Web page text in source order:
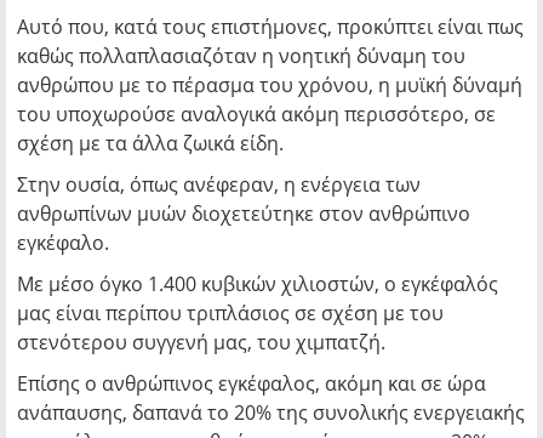
Αυτό που, κατά τους επιστήμονες, προκύπτει είναι πως
καθώς πολλαπλασιαζόταν η νοητική δύναμη του
ανθρώπου με το πέρασμα του χρόνου, η μυϊκή δύναμή
του υποχωρούσε αναλογικά ακόμη περισσότερο, σε
σχέση με τα άλλα ζωικά είδη.
Στην ουσία, όπως ανέφεραν, η ενέργεια των
ανθρωπίνων μυών διοχετεύτηκε στον ανθρώπινο
εγκέφαλο.
Με μέσο όγκο 1.400 κυβικών χιλιοστών, ο εγκέφαλός
μας είναι περίπου τριπλάσιος σε σχέση με του
στενότερου συγγενή μας, του χιμπατζή.
Επίσης ο ανθρώπινος εγκέφαλος, ακόμη και σε ώρα
ανάπαυσης, δαπανά το 20% της συνολικής ενεργειακής